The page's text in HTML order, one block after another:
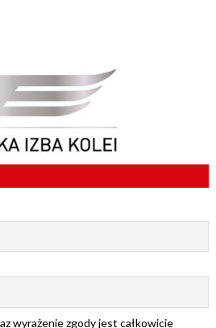
wyrażenie zgody jest całkowicie